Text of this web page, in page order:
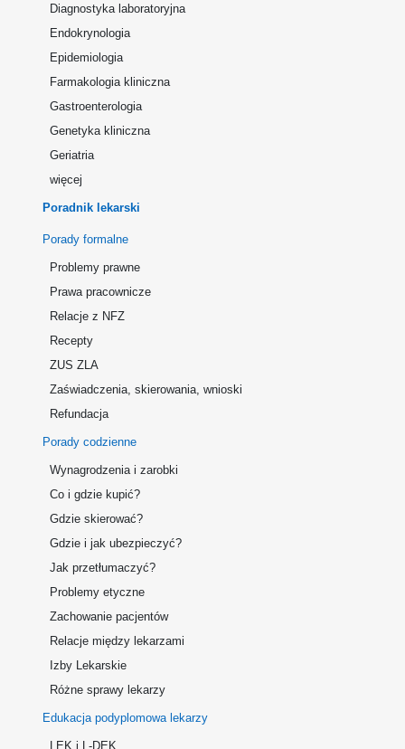
Diagnostyka laboratoryjna
Endokrynologia
Epidemiologia
Farmakologia kliniczna
Gastroenterologia
Genetyka kliniczna
Geriatria
więcej
Poradnik lekarski
Porady formalne
Problemy prawne
Prawa pracownicze
Relacje z NFZ
Recepty
ZUS ZLA
Zaświadczenia, skierowania, wnioski
Refundacja
Porady codzienne
Wynagrodzenia i zarobki
Co i gdzie kupić?
Gdzie skierować?
Gdzie i jak ubezpieczyć?
Jak przetłumaczyć?
Problemy etyczne
Zachowanie pacjentów
Relacje między lekarzami
Izby Lekarskie
Różne sprawy lekarzy
Edukacja podyplomowa lekarzy
LEK i L-DEK